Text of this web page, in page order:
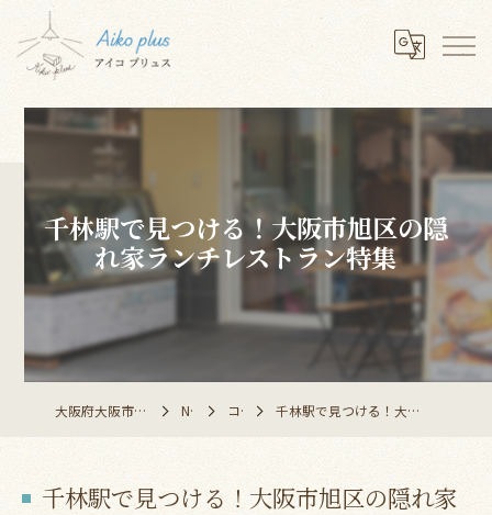
千林駅で見つける！大阪市旭区の隠
れ家ランチレストラン特集
大阪府大阪市のレストランならAiko plus NEWS コラム 千林駅で見つける！大阪市旭区の隠れ家ランチレストラン特集
千林駅で見つける！大阪市旭区の隠れ家